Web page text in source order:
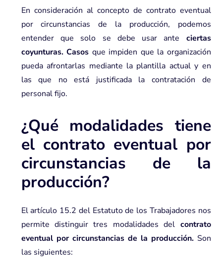
En consideración al concepto de contrato eventual
por circunstancias de la producción, podemos
entender que solo se debe usar ante ciertas
coyunturas. Casos que impiden que la organización
pueda afrontarlas mediante la plantilla actual y en
las que no está justificada la contratación de
personal fijo.
¿Qué modalidades tiene
el contrato eventual por
circunstancias de la
producción?
El artículo 15.2 del Estatuto de los Trabajadores nos
permite distinguir tres modalidades del contrato
eventual por circunstancias de la producción.Son
las siguientes: